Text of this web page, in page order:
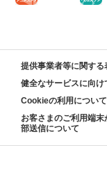
提供事業者等に関する
健全なサービスに向け
Cookieの利用について
お客さまのご利用端
部送信について